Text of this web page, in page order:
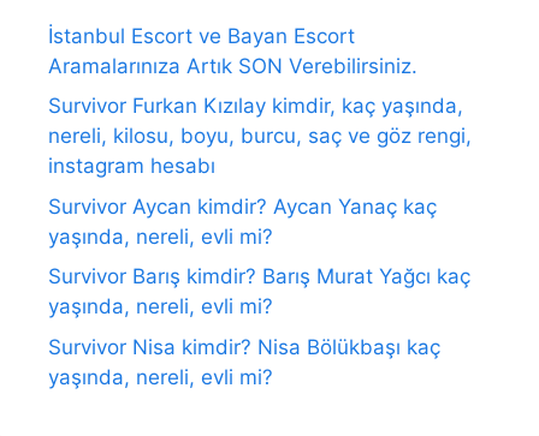
İstanbul Escort ve Bayan Escort
Aramalarınıza Artık SON Verebilirsiniz.
Survivor Furkan Kızılay kimdir, kaç yaşında,
nereli, kilosu, boyu, burcu, saç ve göz rengi,
instagram hesabı
Survivor Aycan kimdir? Aycan Yanaç kaç
yaşında, nereli, evli mi?
Survivor Barış kimdir? Barış Murat Yağcı kaç
yaşında, nereli, evli mi?
Survivor Nisa kimdir? Nisa Bölükbaşı kaç
yaşında, nereli, evli mi?